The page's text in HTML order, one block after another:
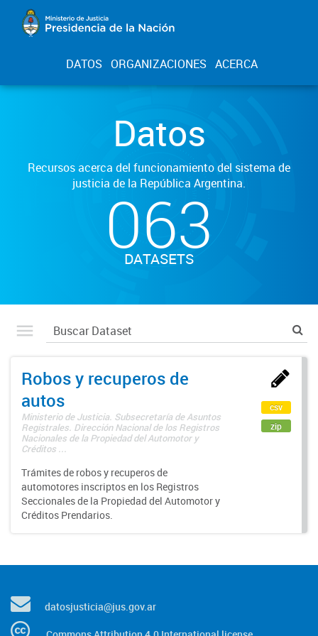
DATOS ORGANIZACIONES ACERCA
Datos
Recursos acerca del funcionamiento del sistema de
justicia de la República Argentina.
063
DATASETS
Robos y recuperos de
autos
Ministerio de Justicia. Subsecretaría de Asuntos
Registrales. Dirección Nacional de los Registros
Nacionales de la Propiedad del Automotor y
Créditos ...
Trámites de robos y recuperos de
automotores inscriptos en los Registros
Seccionales de la Propiedad del Automotor y
Créditos Prendarios.
csv
zip
datosjusticia@jus.gov.ar